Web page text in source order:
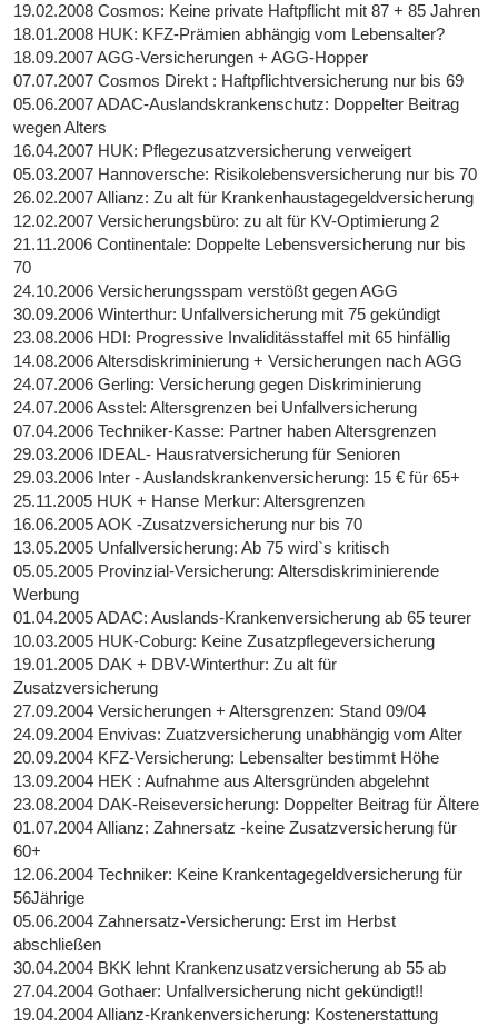
19.02.2008 Cosmos: Keine private Haftpflicht mit 87 + 85 Jahren
18.01.2008 HUK: KFZ-Prämien abhängig vom Lebensalter?
18.09.2007 AGG-Versicherungen + AGG-Hopper
07.07.2007 Cosmos Direkt : Haftpflichtversicherung nur bis 69
05.06.2007 ADAC-Auslandskrankenschutz: Doppelter Beitrag
wegen Alters
16.04.2007 HUK: Pflegezusatzversicherung verweigert
05.03.2007 Hannoversche: Risikolebensversicherung nur bis 70
26.02.2007 Allianz: Zu alt für Krankenhaustagegeldversicherung
12.02.2007 Versicherungsbüro: zu alt für KV-Optimierung 2
21.11.2006 Continentale: Doppelte Lebensversicherung nur bis
70
24.10.2006 Versicherungsspam verstößt gegen AGG
30.09.2006 Winterthur: Unfallversicherung mit 75 gekündigt
23.08.2006 HDI: Progressive Invaliditässtaffel mit 65 hinfällig
14.08.2006 Altersdiskriminierung + Versicherungen nach AGG
24.07.2006 Gerling: Versicherung gegen Diskriminierung
24.07.2006 Asstel: Altersgrenzen bei Unfallversicherung
07.04.2006 Techniker-Kasse: Partner haben Altersgrenzen
29.03.2006 IDEAL- Hausratversicherung für Senioren
29.03.2006 Inter - Auslandskrankenversicherung: 15 € für 65+
25.11.2005 HUK + Hanse Merkur: Altersgrenzen
16.06.2005 AOK -Zusatzversicherung nur bis 70
13.05.2005 Unfallversicherung: Ab 75 wird`s kritisch
05.05.2005 Provinzial-Versicherung: Altersdiskriminierende
Werbung
01.04.2005 ADAC: Auslands-Krankenversicherung ab 65 teurer
10.03.2005 HUK-Coburg: Keine Zusatzpflegeversicherung
19.01.2005 DAK + DBV-Winterthur: Zu alt für
Zusatzversicherung
27.09.2004 Versicherungen + Altersgrenzen: Stand 09/04
24.09.2004 Envivas: Zuatzversicherung unabhängig vom Alter
20.09.2004 KFZ-Versicherung: Lebensalter bestimmt Höhe
13.09.2004 HEK : Aufnahme aus Altersgründen abgelehnt
23.08.2004 DAK-Reiseversicherung: Doppelter Beitrag für Ältere
01.07.2004 Allianz: Zahnersatz -keine Zusatzversicherung für
60+
12.06.2004 Techniker: Keine Krankentagegeldversicherung für
56Jährige
05.06.2004 Zahnersatz-Versicherung: Erst im Herbst
abschließen
30.04.2004 BKK lehnt Krankenzusatzversicherung ab 55 ab
27.04.2004 Gothaer: Unfallversicherung nicht gekündigt!!
19.04.2004 Allianz-Krankenversicherung: Kostenerstattung